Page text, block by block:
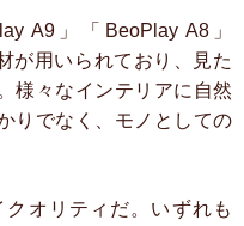
A9」「BeoPlay A8」
が用いられており、見た
様々なインテリアに自然
りでなく、モノとしての
オリティだ。いずれも